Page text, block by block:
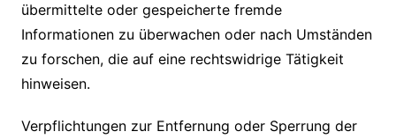
übermittelte oder gespeicherte fremde
Informationen zu überwachen oder nach Umständen
zu forschen, die auf eine rechtswidrige Tätigkeit
hinweisen.
Verpflichtungen zur Entfernung oder Sperrung der